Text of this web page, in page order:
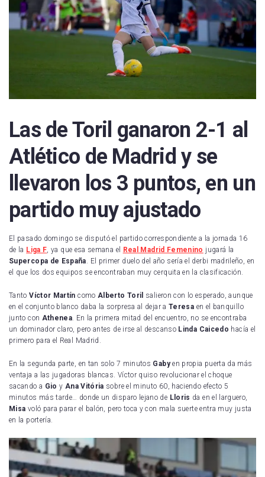
Las de Toril ganaron 2-1 al
Atlético de Madrid y se
llevaron los 3 puntos, en un
partido muy ajustado
El pasado domingo se disputó el partido correspondiente a la jornada 16
de la Liga F , ya que esa semana el Real Madrid Femenino jugará la
Supercopa de España . El primer duelo del año sería el derbi madrileño, en
el que los dos equipos se encontraban muy cerquita en la clasificación.
TantoVíctor Martín como Alberto Toril salieron con lo esperado, aunque
en el conjunto blanco daba la sorpresa al dejar a Teresa en el banquillo
junto con Athenea . En la primera mitad del encuentro, no se encontraba
un dominador claro, pero antes de irse al descanso Linda Caicedo hacía el
primero para el Real Madrid.
En la segunda parte, en tan solo 7 minutos Gabyen propia puerta da más
ventaja a las jugadoras blancas. Víctor quiso revolucionar el choque
sacando a Gio y Ana Vitória sobre el minuto 60, haciendo efecto 5
minutos más tarde… donde un disparo lejano de Lloris da en el larguero,
Misa voló para parar el balón, pero toca y con mala suerte entra muy justa
en la portería.